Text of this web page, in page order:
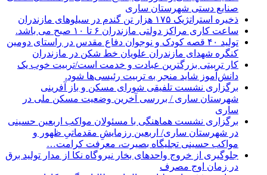
صنایع دستی شهرستان ساری
ذخیره استراتژیک ۱۷۵ هزار تن گندم در سیلوهای مازندران
ساعت کاری مراکز دولتی مازندران ۶ تا ۱۰ صبح می باشد.
تولید ۴۰ قصه کودک و نوجوان دفاع مقدس در راستای دومین
کنگره شهدای مازندران علویان خط شکن در مازندران
کار تربیتی بزرگترین عبادت و خدمت است/تربیت خوب یک
دانش‌آموز شاید منجر به تربیت رئیسی‌ها شود.
برگزاری ‌نشست تلفیقی شورای مسکن و باز آفرینی
شهرستان ساری / بررسی آخرین وضعیت مسکن ملی در
ساری
برگزاری نشست هماهنگی با مسئولان مواکب اربعین حسینی
در شهرستان ساری/ اربعین رزمایشِ مقدماتیِ ظهور و
مواکب حسینی تجلیگاه بصیرت، معرفت کرامت…
جلوگیری از خروج واحدهای بخار نیروگاه نکا از مدار تولید برق
در زمان اوج مصرف